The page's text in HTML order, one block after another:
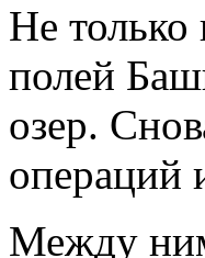
Не
полей
озер.
операций
Между